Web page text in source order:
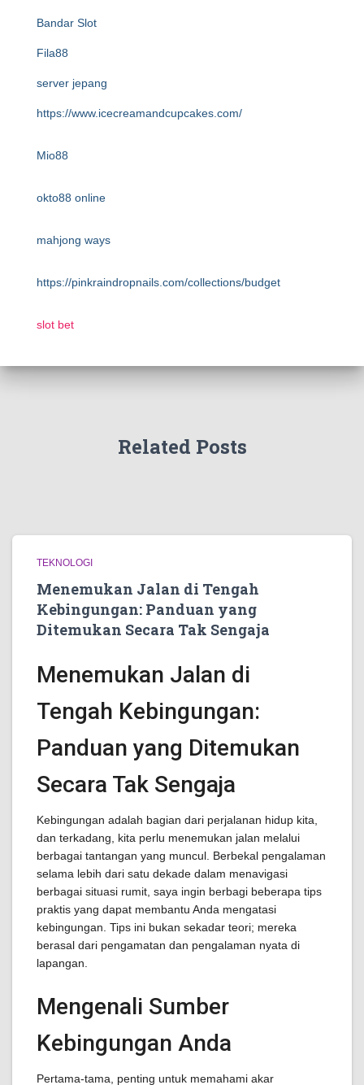
Bandar Slot
Fila88
server jepang
https://www.icecreamandcupcakes.com/
Mio88
okto88 online
mahjong ways
https://pinkraindropnails.com/collections/budget
slot bet
Related Posts
TEKNOLOGI
Menemukan Jalan di Tengah
Kebingungan: Panduan yang
Ditemukan Secara Tak Sengaja
Menemukan Jalan di
Tengah Kebingungan:
Panduan yang Ditemukan
Secara Tak Sengaja
Kebingungan adalah bagian dari perjalanan hidup kita,
dan terkadang, kita perlu menemukan jalan melalui
berbagai tantangan yang muncul. Berbekal pengalaman
selama lebih dari satu dekade dalam menavigasi
berbagai situasi rumit, saya ingin berbagi beberapa tips
praktis yang dapat membantu Anda mengatasi
kebingungan. Tips ini bukan sekadar teori; mereka
berasal dari pengamatan dan pengalaman nyata di
lapangan.
Mengenali Sumber
Kebingungan Anda
Pertama-tama, penting untuk memahami akar